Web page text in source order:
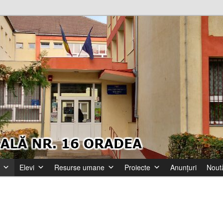
Nr. 16 Oradea
Elevi Resurse umane Proiecte Anunțuri